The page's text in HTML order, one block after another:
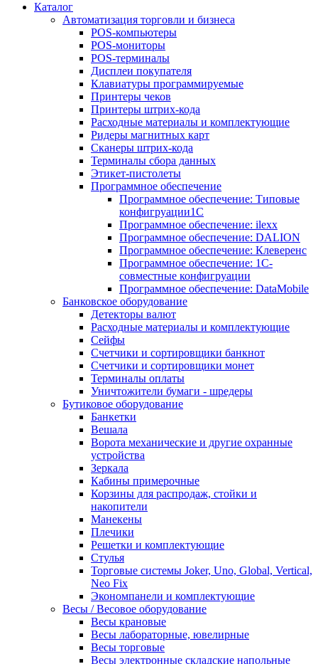
Каталог
Автоматизация торговли и бизнеса
POS-компьютеры
POS-мониторы
POS-терминалы
Дисплеи покупателя
Клавиатуры программируемые
Принтеры чеков
Принтеры штрих-кода
Расходные материалы и комплектующие
Ридеры магнитных карт
Сканеры штрих-кода
Терминалы сбора данных
Этикет-пистолеты
Программное обеспечение
Программное обеспечение: Типовые
конфигруации1С
Программное обеспечение: ilexx
Программное обеспечение: DALION
Программное обеспечение: Клеверенс
Программное обеспечение: 1С-
совместные конфигруации
Программное обеспечение: DataMobile
Банковское оборудование
Детекторы валют
Расходные материалы и комплектующие
Сейфы
Счетчики и сортировщики банкнот
Счетчики и сортировщики монет
Терминалы оплаты
Уничтожители бумаги - шредеры
Бутиковое оборудование
Банкетки
Вешала
Ворота механические и другие охранные
устройства
Зеркала
Кабины примерочные
Корзины для распродаж, стойки и
накопители
Манекены
Плечики
Решетки и комплектующие
Стулья
Торговые системы Joker, Uno, Global, Vertical,
Neo Fix
Экономпанели и комплектующие
Весы / Весовое оборудование
Весы крановые
Весы лабораторные, ювелирные
Весы торговые
Весы электронные складские напольные